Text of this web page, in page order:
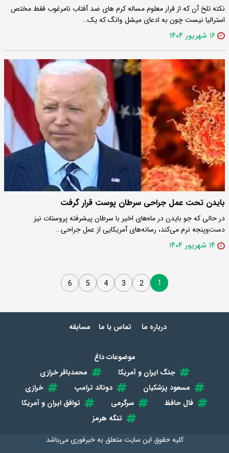
نکته تلخ آن که از قرار معلوم مساله کرم های ضد آفتاب نامرغوب فقط مختص
استرالیا نیست چون به ادعای میشل وانگ که یک…
۱۶ شهریور ۱۴۰۴
بایدن تحت عمل جراحی سرطان پوست قرار گرفت
در حالی که جو بایدن در ماه‌های اخیر با سرطان پیشرفته پروستات نیز
دست‌وپنجه نرم می‌کند، رسانه‌های آمریکایی از عمل جراحی…
۱۴ شهریور ۱۴۰۴
1
2
3
4
5
6
درباره ما تماس با ما مسابقه
موضوعات داغ
جنگ ایران و آمریکا
محمدباقر خرازی
مسعود پزشکیان
دونالد ترامپ
خرازی
فال حافظ
سرگرمی
توافق ایران و آمریکا
تنگه هرمز
کلیه حقوق این سایت متعلق بهخبرفوری می‌باشد